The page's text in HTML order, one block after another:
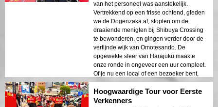
van het personeel was aanstekelijk.
Vertrekkend op een frisse ochtend, gleden
we de Dogenzaka af, stopten om de
draaiende menigten bij Shibuya Crossing
te bewonderen, en gingen verder door de
verfijnde wijk van Omotesando. De
opgewekte sfeer van Harajuku maakte
onze ronde in ongeveer een uur compleet.
Of je nu een local of een bezoeker bent,
deze frisse benadering van een bekende
route voegt een welkome sprankeling toe!
Hoogwaardige Tour voor Eerste
Verkenners